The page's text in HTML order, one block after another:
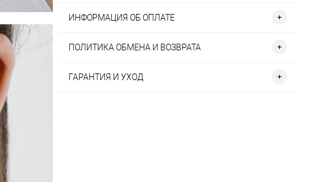
ИНФОРМАЦИЯ ОБ ОПЛАТЕ
ПОЛИТИКА ОБМЕНА И ВОЗВРАТА
ГАРАНТИЯ И УХОД